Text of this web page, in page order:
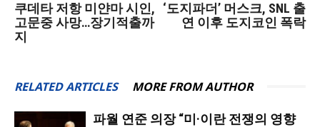
쿠데타 저항 미얀마 시인,
고문중 사망…장기적출까
지
‘도지파더’ 머스크, SNL 출
연 이후 도지코인 폭락
RELATED ARTICLES MORE FROM AUTHOR
파월 연준 의장 “미·이란 전쟁의 영향